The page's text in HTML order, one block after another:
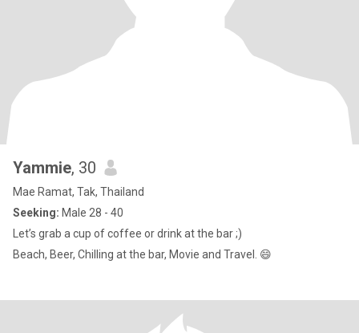
Yammie, 30
Mae Ramat, Tak, Thailand
Seeking: Male 28 - 40
Let’s grab a cup of coffee or drink at the bar ;)
Beach, Beer, Chilling at the bar, Movie and Travel. 😄